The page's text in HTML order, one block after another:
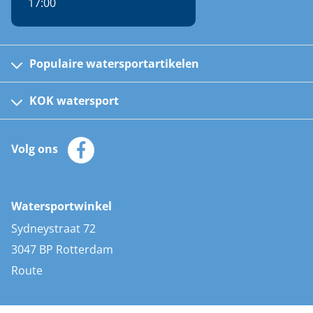
Populaire watersportartikelen
Kinder reddingsvesten
Automatische reddingsvesten
Zeilkleding
Zonnepanelen
AIS transponders
Stootwillen en fenders
Bootkussens
Zwemtrappen
KOK watersport
Klantenservice
Merken
Volg ons
Watersportwinkel
Sydneystraat 72
3047 BP Rotterdam
Route